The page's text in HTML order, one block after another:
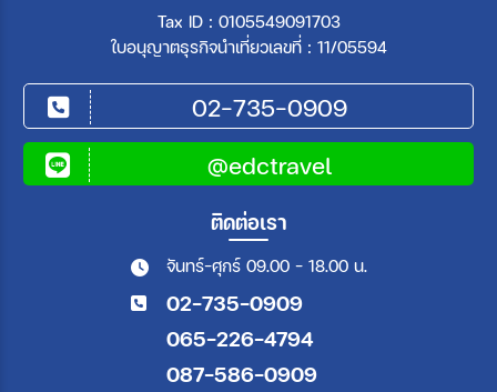
Tax ID : 0105549091703
ใบอนุญาตธุรกิจนำเที่ยวเลขที่ : 11/05594
02-735-0909
@edctravel
ติดต่อเรา
จันทร์-ศุกร์ 09.00 - 18.00 น.
02-735-0909
065-226-4794
087-586-0909